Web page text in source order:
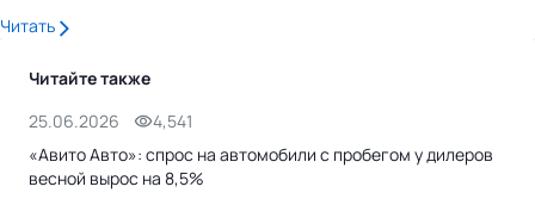
Читать
Читайте также
25.06.2026
4,541
«Авито Авто»: спрос на автомобили с пробегом у дилеров
весной вырос на 8,5%